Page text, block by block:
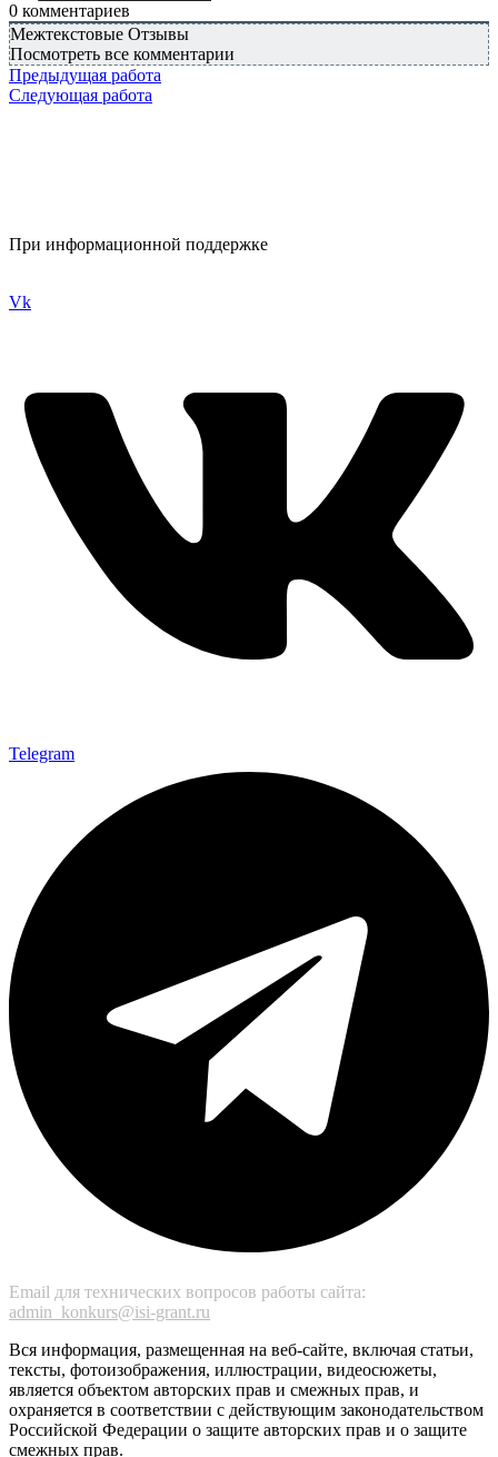
0 комментариев
Межтекстовые Отзывы
Посмотреть все комментарии
Предыдущая работа
Следующая работа
При информационной поддержке
Vk
Telegram
Email для технических вопросов работы сайта:
admin_konkurs@isi-grant.ru
Вся информация, размещенная на веб-сайте, включая статьи,
тексты, фотоизображения, иллюстрации, видеосюжеты,
является объектом авторских прав и смежных прав, и
охраняется в соответствии с действующим законодательством
Российской Федерации о защите авторских прав и о защите
смежных прав.